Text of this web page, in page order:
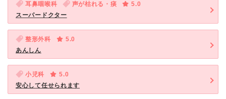
耳鼻咽喉科 声が枯れる・痰
5.0
スーパードクター
整形外科
5.0
あんしん
小児科
5.0
安心して任せられます